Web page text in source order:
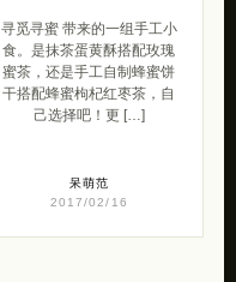
寻觅寻蜜 带来的一组手工小
食。是抹茶蛋黄酥搭配玫瑰
蜜茶，还是手工自制蜂蜜饼
干搭配蜂蜜枸杞红枣茶，自
己选择吧！更 […]
呆萌范
2017/02/16